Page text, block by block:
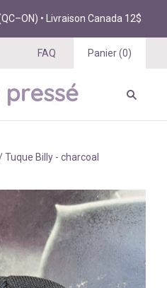
• Livraison Canada 12$
FAQ Panier(0)
Tuque Billy - charcoal